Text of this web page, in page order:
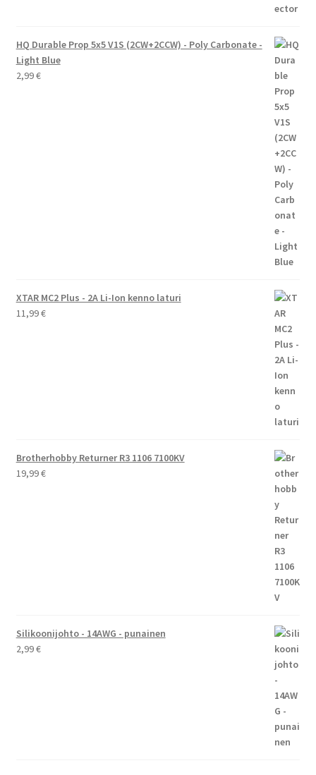
HQ Durable Prop 5x5 V1S (2CW+2CCW) - Poly Carbonate -
Light Blue
2,99€
XTAR MC2 Plus - 2A Li-Ion kenno laturi
11,99€
Brotherhobby Returner R3 1106 7100KV
19,99€
Silikoonijohto - 14AWG - punainen
2,99€